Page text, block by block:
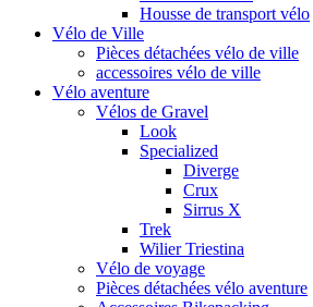
Housse de transport vélo
Vélo de Ville
Pièces détachées vélo de ville
accessoires vélo de ville
Vélo aventure
Vélos de Gravel
Look
Specialized
Diverge
Crux
Sirrus X
Trek
Wilier Triestina
Vélo de voyage
Pièces détachées vélo aventure